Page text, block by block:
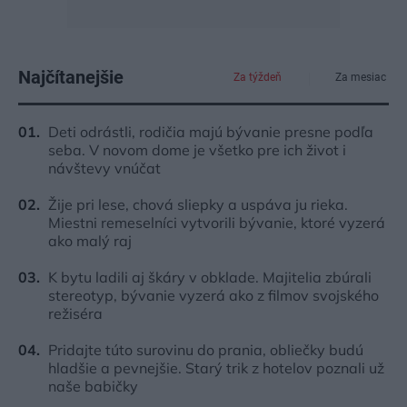
Najčítanejšie Za týždeň Za mesiac
Deti odrástli, rodičia majú bývanie presne podľa
seba. V novom dome je všetko pre ich život i
návštevy vnúčat
Žije pri lese, chová sliepky a uspáva ju rieka.
Miestni remeselníci vytvorili bývanie, ktoré vyzerá
ako malý raj
K bytu ladili aj škáry v obklade. Majitelia zbúrali
stereotyp, bývanie vyzerá ako z filmov svojského
režiséra
Pridajte túto surovinu do prania, obliečky budú
hladšie a pevnejšie. Starý trik z hotelov poznali už
naše babičky